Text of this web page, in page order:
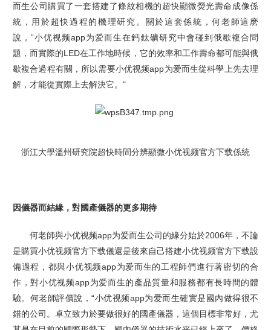
而生公司購買了一套搭建了條紋相機的超快顯微熒光壽命成像係
統，用於超快過程的機理研究。關於這套係統，何老師這麽
說，“小优视频app为爱而生在鈣鈦礦研究中會碰到俄歇複合問
題，而實際的LED在工作地時候，它的效率和工作壽命都可能與俄
歇複合過程有關，所以需要小优视频app为爱而生從科學上先去理
解，才能從實際上去解決它。 "
浙江大學溫州研究院超快時間分辨顯微小优视频官方下载係統
因儀器而結緣，對國產儀器的更多期待
何老師與小优视频app为爱而生公司的緣分始於2006年，不論
是購買小优视频官方下载儀還是後來自己搭建小优视频官方下载設
備過程，都與小优视频app为爱而生的工程師們進行著密切的合
作，對小优视频app为爱而生的產品質量和服務都有長時間的體
驗。何老師評價說，“小优视频app为爱而生確實是國內做得很不
錯的公司。卓立致力於要做很好的國產儀器，這個目標非常好，尤